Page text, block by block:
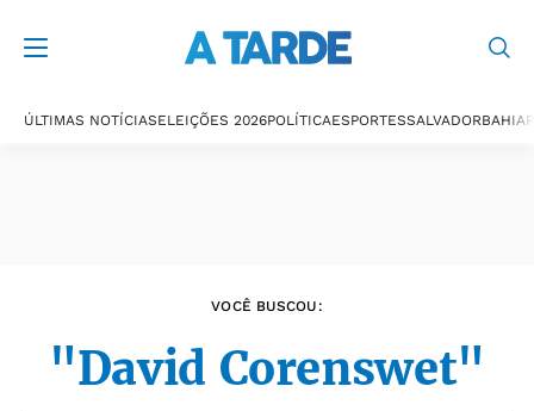
ÚLTIMAS NOTÍCIASELEIÇÕES 2026POLÍTICAESPORTESSALVADORBAHIA
VOCÊ BUSCOU:
"David Corenswet"